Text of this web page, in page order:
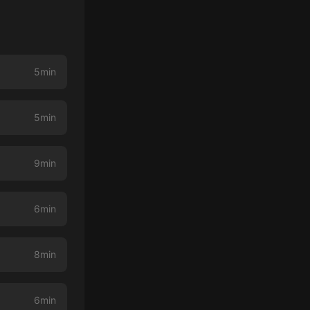
5min
5min
9min
6min
8min
6min